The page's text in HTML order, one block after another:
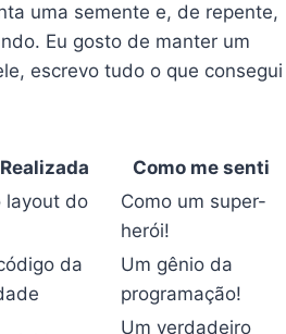
uma semente e, de repente,
Eu gosto de manter um
escrevo tudo o que consegui
Como me senti
layout do
Como um super-
herói!
da
Um gênio da
programação!
Um verdadeiro